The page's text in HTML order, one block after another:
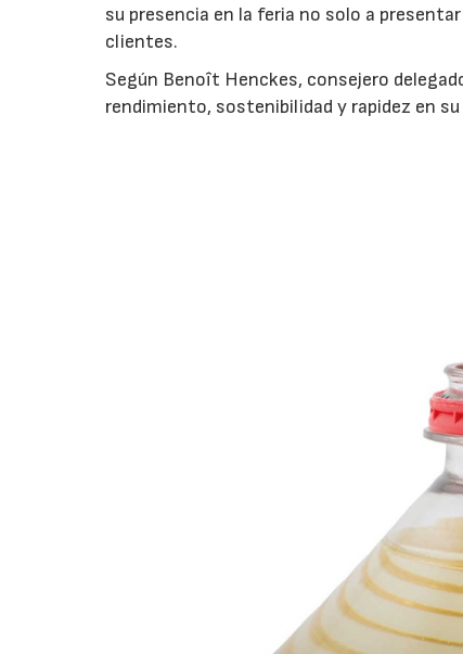
su presencia en la feria no solo a
clientes.
Según Benoît Henckes, consejero
rendimiento, sostenibilidad y rapidez en